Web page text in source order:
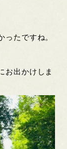
ったですね。
お出かけしま